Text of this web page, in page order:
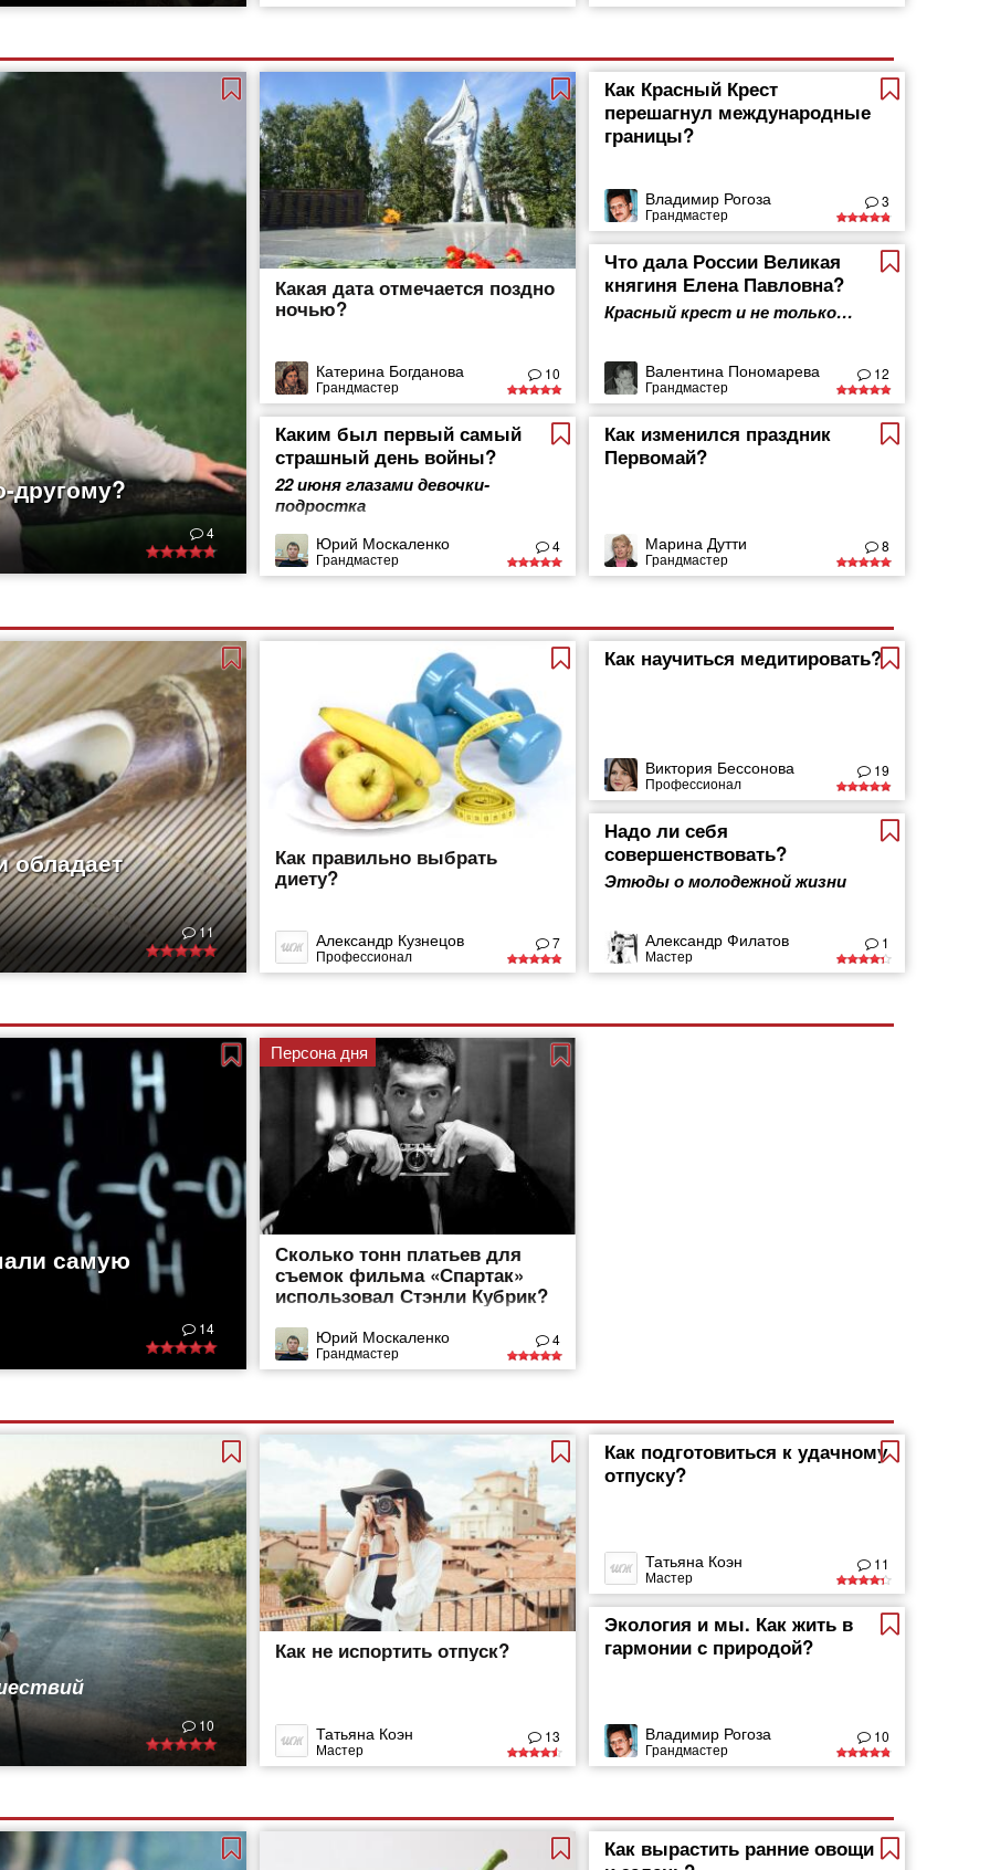
другому?
И не только они,
их творения.
издавна
искать еще в
было
4
Какая дата отмечается поздно
ночью?
Катерина Богданова
Грандмастер
10
Как Красный Крест
перешагнул международные
границы?
Владимир Рогоза
Грандмастер
3
Что дала России Великая
княгиня Елена Павловна?
Красный крест и не только…
Валентина Пономарева
Грандмастер
12
Каким был первый самый
страшный день войны?
22 июня глазами девочки-
подростка
Юрий Москаленко
Грандмастер
4
Как изменился праздник
Первомай?
Марина Дутти
Грандмастер
8
обладает
11
Как правильно выбрать
диету?
Александр Кузнецов
Профессионал
7
Как научиться медитировать?
Виктория Бессонова
Профессионал
19
Надо ли себя
совершенствовать?
Этюды о молодежной жизни
Александр Филатов
Мастер
1
самую
14
Персона дня
Сколько тонн платьев для
съемок фильма «Спартак»
использовал Стэнли Кубрик?
Юрий Москаленко
Грандмастер
4
10
Как не испортить отпуск?
Татьяна Коэн
Мастер
13
Как подготовиться к удачному
отпуску?
Татьяна Коэн
Мастер
11
Экология и мы. Как жить в
гармонии с природой?
Владимир Рогоза
Грандмастер
10
Как вырастить ранние овощи